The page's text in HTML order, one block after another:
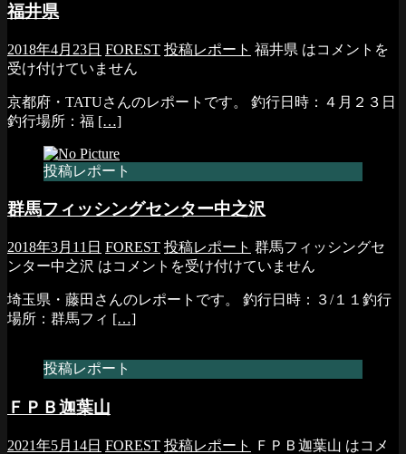
福井県
2018年4月23日 FOREST 投稿レポート 福井県 はコメントを
受け付けていません
京都府・TATUさんのレポートです。 釣行日時：４月２３日
釣行場所：福 […]
投稿レポート
群馬フィッシングセンター中之沢
2018年3月11日 FOREST 投稿レポート 群馬フィッシングセ
ンター中之沢 はコメントを受け付けていません
埼玉県・藤田さんのレポートです。 釣行日時：３/１１釣行
場所：群馬フィ […]
投稿レポート
ＦＰＢ迦葉山
2021年5月14日 FOREST 投稿レポート ＦＰＢ迦葉山 はコメ